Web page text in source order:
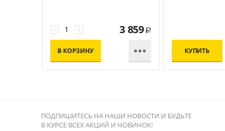
+
− 3 859 Р
В КОРЗИНУ  КУПИТЬ
ПОДПИШИТЕСЬ НА НАШИ НОВОСТИ И БУДЬТЕ
В КУРСЕ ВСЕХ АКЦИЙ И НОВИНОК!